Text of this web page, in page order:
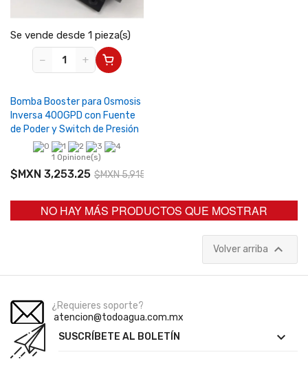
Se vende desde 1 pieza(s)
−
+
Bomba Booster para Osmosis
Inversa 400GPD con Fuente
de Poder y Switch de Presión
1 Opinione(s)
$MXN 3,253.25 $MXN 5,915.00
NO HAY MÁS PRODUCTOS QUE MOSTRAR
Volver arriba 
¿Requieres soporte?
atencion@todoagua.com.mx
SUSCRÍBETE AL BOLETÍN
